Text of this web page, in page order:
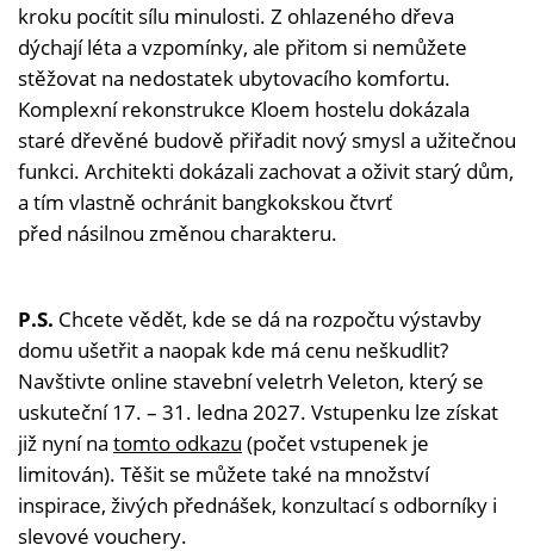
kroku pocítit sílu minulosti. Z ohlazeného dřeva
dýchají léta a vzpomínky, ale přitom si nemůžete
stěžovat na nedostatek ubytovacího komfortu.
Komplexní rekonstrukce Kloem hostelu dokázala
staré dřevěné budově přiřadit nový smysl a užitečnou
funkci. Architekti dokázali zachovat a oživit starý dům,
a tím vlastně ochránit bangkokskou čtvrť
před násilnou změnou charakteru.
P.S. Chcete vědět, kde se dá na rozpočtu výstavby
domu ušetřit a naopak kde má cenu neškudlit?
Navštivte online stavební veletrh Veleton, který se
uskuteční 17. – 31. ledna 2027. Vstupenku lze získat
již nyní na tomto odkazu (počet vstupenek je
limitován). Těšit se můžete také na množství
inspirace, živých přednášek, konzultací s odborníky i
slevové vouchery.